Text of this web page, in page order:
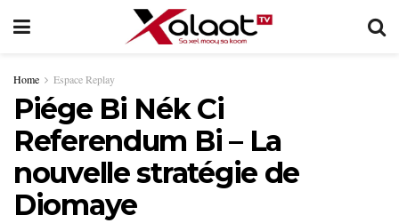
Home Espace Replay
Piége Bi Nék Ci
Referendum Bi – La
nouvelle stratégie de
Diomaye